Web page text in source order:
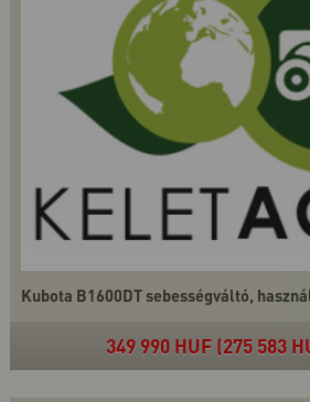
Kubota B1600DT sebességváltó,
349 990 HUF (275 583